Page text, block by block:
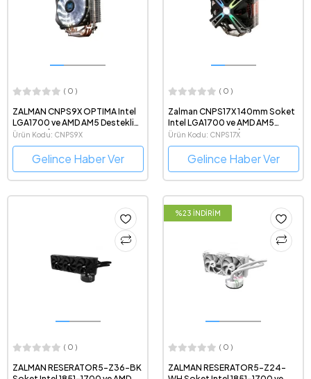
( 0 )
ZALMAN CNPS9X OPTIMA Intel
LGA1700 ve AMD AM5 Destekli
Kule Tipi İşlemci Soğutucu
Ürün Kodu: CNPS9X
Gelince Haber Ver
( 0 )
Zalman CNPS17X 140mm Soket
Intel LGA1700 ve AMD AM5
Destekli Kule Tipi İşlemci
Soğutucu
Ürün Kodu: CNPS17X
Gelince Haber Ver
( 0 )
ZALMAN RESERATOR5-Z36-BK
%23 İNDİRİM
( 0 )
ZALMAN RESERATOR5-Z24-